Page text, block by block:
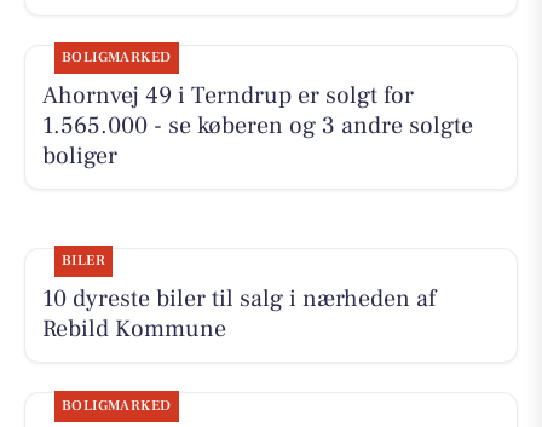
BOLIGMARKED
Ahornvej 49 i Terndrup er solgt for
1.565.000 - se køberen og 3 andre solgte
boliger
BILER
10 dyreste biler til salg i nærheden af
Rebild Kommune
BOLIGMARKED